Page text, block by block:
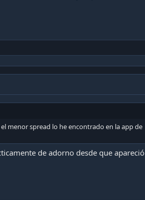
menor spread lo he encontrado en la app de
de adorno desde que apareció